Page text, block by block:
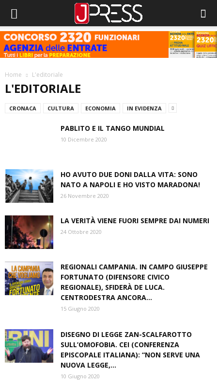
Home L'editoriale
L'EDITORIALE
CRONACA CULTURA ECONOMIA IN EVIDENZA
PABLITO E IL TANGO MUNDIAL
10 Dicembre 2020
HO AVUTO DUE DONI DALLA VITA: SONO
NATO A NAPOLI E HO VISTO MARADONA!
26 Novembre 2020
LA VERITÀ VIENE FUORI SEMPRE DAI NUMERI
24 Ottobre 2020
REGIONALI CAMPANIA. IN CAMPO GIUSEPPE
FORTUNATO (DIFENSORE CIVICO
REGIONALE), SFIDERÀ DE LUCA.
CENTRODESTRA ANCORA...
15 Giugno 2020
DISEGNO DI LEGGE ZAN-SCALFAROTTO
SULL’OMOFOBIA. CEI (CONFERENZA
EPISCOPALE ITALIANA): “NON SERVE UNA
NUOVA LEGGE,...
10 Giugno 2020